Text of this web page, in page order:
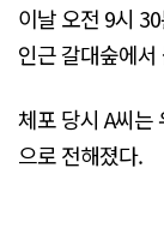
이날 오전 9시
인근 갈대숲에
체포 당시 A씨는
으로 전해졌다.